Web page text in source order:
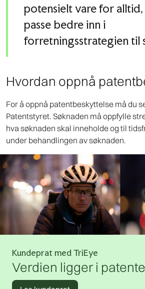
potensielt vare for
passe bedre inn i
forretningsstrategien til
Hvordan oppnå
For å oppnå patentbeskyttelse må du
Patentstyret. Søknaden må oppfylle
hva søknaden skal inneholde og til
under behandlingen av søknaden.
Kundeprat med TriEye
Verdien ligger i